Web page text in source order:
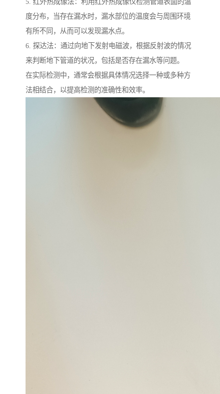
5. 红外热成像法：利用红外热成像仪检测管道表面的温
度分布，当存在漏水时，漏水部位的温度会与周围环境
有所不同，从而可以发现漏水点。
6. 探达法：通过向地下发射电磁波，根据反射波的情况
来判断地下管道的状况，包括是否存在漏水等问题。
在实际检测中，通常会根据具体情况选择一种或多种方
法相结合，以提高检测的准确性和效率。